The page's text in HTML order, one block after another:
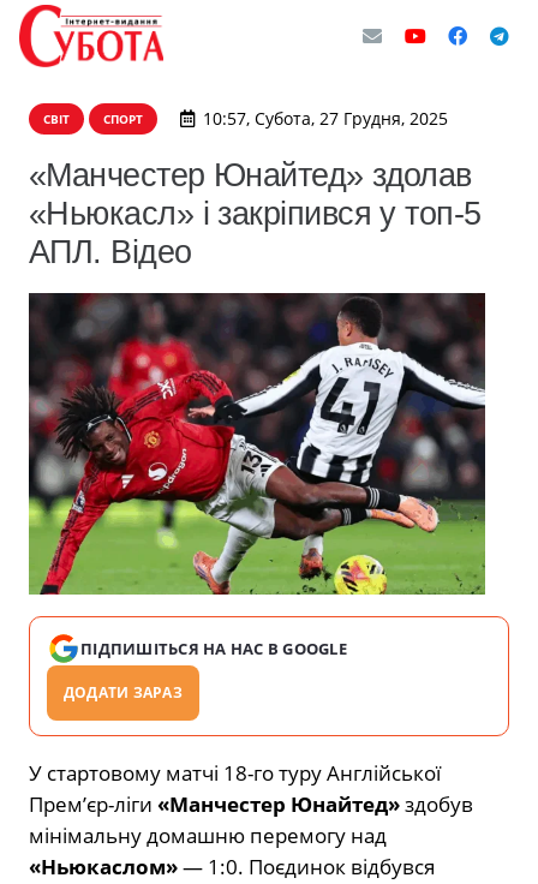
СВІТ СПОРТ 10:57, Субота, 27 Грудня, 2025
«Манчестер Юнайтед» здолав
«Ньюкасл» і закріпився у топ-5
АПЛ. Відео
ПІДПИШІТЬСЯ НА НАС В GOOGLE
ДОДАТИ ЗАРАЗ
У стартовому матчі 18-го туру Англійської
Прем’єр-ліги «Манчестер Юнайтед»здобув
мінімальну домашню перемогу над
«Ньюкаслом»— 1:0. Поєдинок відбувся